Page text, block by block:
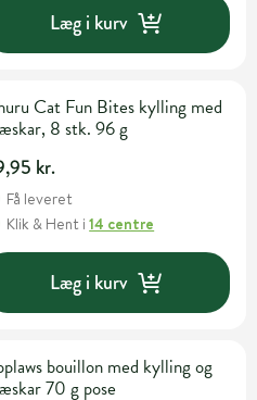
Læg i kurv
Cat Fun Bites kylling med
8 stk. 96 g
kr.
Få leveret
Klik & Hent i14 centre
Læg i kurv
bouillon med kylling og
70 g pose